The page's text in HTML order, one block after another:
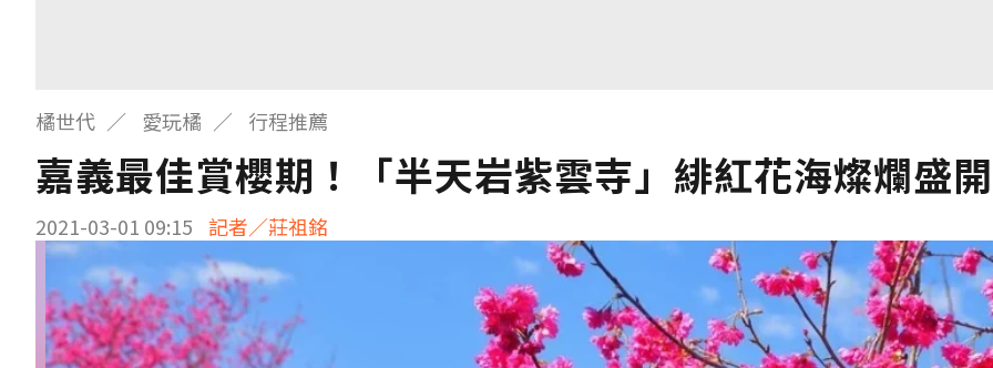
橘世代 愛玩橘 行程推薦
嘉義最佳賞櫻期！「半天岩紫雲寺」緋紅花海燦爛盛開
2021-03-01 09:15 記者／莊祖銘